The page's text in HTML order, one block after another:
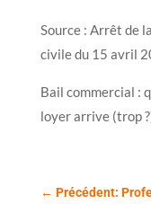
Source : Arrêt de
civile du 15 avril
Bail commercial :
loyer arrive (trop
← Précédent: